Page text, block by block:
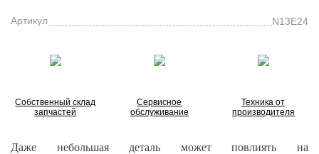
Артикул N13E24
Собственный склад
запчастей
Сервисное
обслуживание
Техника от
производителя
Даже небольшая деталь может повлиять на